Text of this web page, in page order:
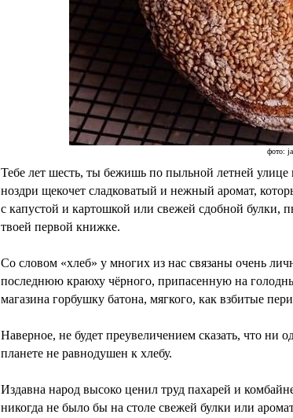
фото:
Тебе лет шесть, ты бежишь по пыльной летней улице
ноздри щекочет сладковатый и нежный аромат,
с капустой и картошкой или свежей сдобной булки,
твоей первой книжке.
Со словом «хлеб» у многих из нас связаны очень
последнюю краюху чёрного, припасенную на
магазина горбушку батона, мягкого, как взбитые
Наверное, не будет преувеличением сказать, что ни
планете не равнодушен к хлебу.
Издавна народ высоко ценил труд пахарей и
никогда не было бы на столе свежей булки или